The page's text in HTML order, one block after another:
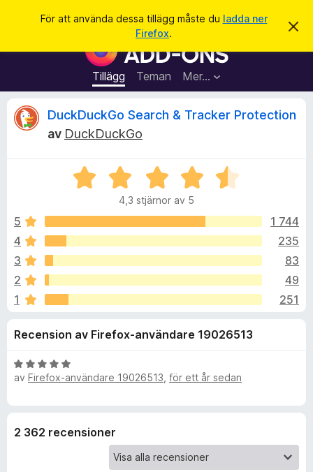
För att använda dessa tillägg måste du ladda ner
Firefox.
A
d
t
a
n
d
e
W
e
b
b
t
i
l
ä
g
g
f
r
i
o
x
Tillägg Teman Mer…
Logga in
k
R
e
n
s
o
n
e
DuckDuckGo Search & Tracker Protection
av DuckDuckGo
B
y
s
t
4
3
v
5
4,3 stjärnor av 5
5
1 744
4
235
3
83
2
49
1
251
Recension av Firefox-användare 19026513
B
e
s
av Firefox-användare 19026513 för ett år sedan
2 362 recensioner